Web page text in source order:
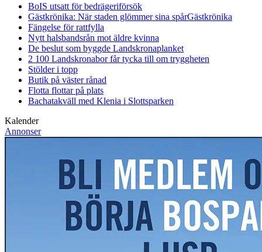
BoIS utsatt för bedrägeriförsök
Gästkrönika: När staden glömmer sina spårGästkrönika
Fängelse för rattfylla
Nytt halsbandsrån mot äldre kvinna
De beslut som byggde Landskronaplanket
2 100 Landskronabor får tycka till om tryggheten
Stölder i topp
Butik på väster rånad
Flotta flottar på plats
Bachatakväll med Klenia i Slottsparken
Kalender
Annonser